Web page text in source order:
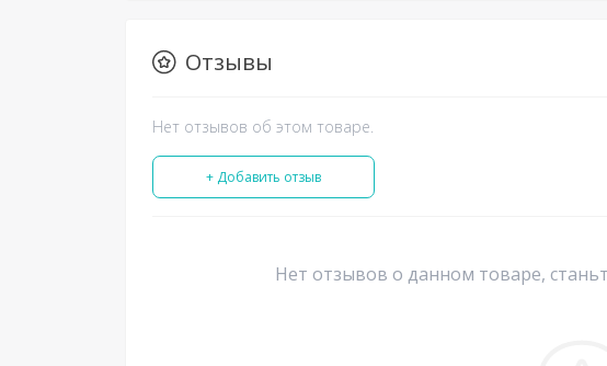
Отзывы
Нет отзывов об этом товаре.
+ Добавить отзыв
Нет отзывов о данном товаре,